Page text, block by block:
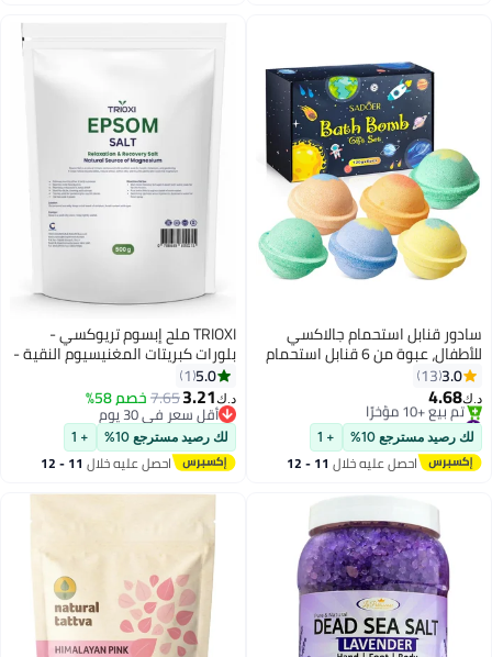
سادور قنابل استحمام جالاكسي
للأطفال، عبوة من 6 قنابل استحمام
كوكبية كبيرة الفقاعات للأطفال -
روائح فوارة، كرات فوارة، هدايا أعياد
الميلاد والكريسماس والعطلات
للأولاد والبنات
3.0
13
د.ك‏4.68
#7 في قنابل الاستحمام
أقل سعر في 7 يوم
تم بيع +10 مؤخرًا
#7 في قنابل الاستحمام
لك رصيد مسترجع 10% + 1
احصل عليه خلال 11 - 12
TRIOXI ملح إبسوم تريوكسي -
بلورات كبريتات المغنيسيوم النقية -
نقع مريح في الحمام، نقع للقدمين
جرام)
5.0
1
د.ك‏3.21
7.65خصم 58%
أقل سعر في 30 يوم
أقل سعر في 30 يوم
لك رصيد مسترجع 10% + 1
احصل عليه خلال 11 - 12